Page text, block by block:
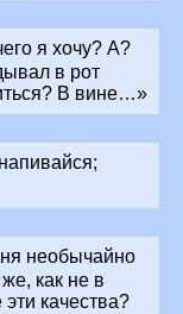
я хочу? А?
в рот
В вине…»
необычайно
как не в
качества?